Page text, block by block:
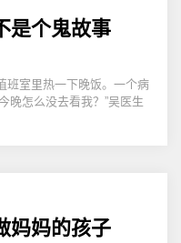
是个鬼故事
班室里热一下晚饭。一个病
晚怎么没去看我？”吴医生
妈妈的孩子